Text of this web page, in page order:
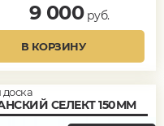
9 000руб.
В КОРЗИНУ
СЕЛЕКТ 150ММ